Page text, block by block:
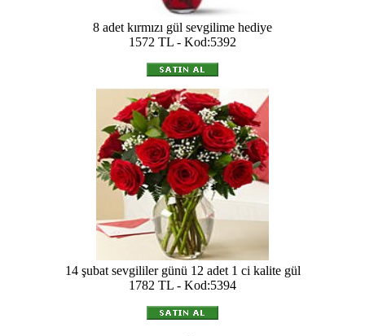
8 adet kırmızı gül sevgilime hediye
1572 TL - Kod:5392
14 şubat sevgililer günü 12 adet 1 ci kalite gül
1782 TL - Kod:5394